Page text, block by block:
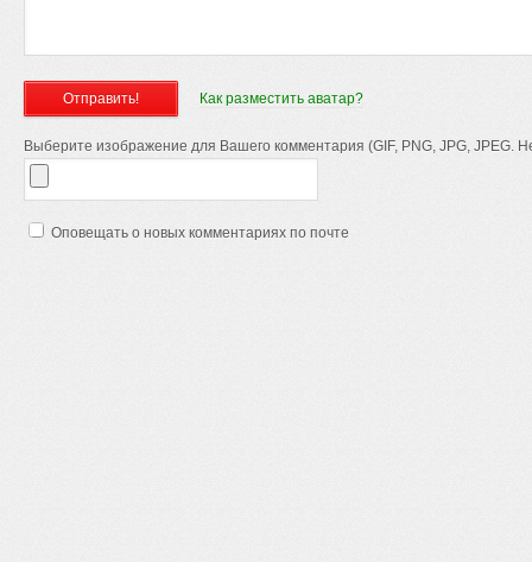
Как разместить аватар?
Выберите изображение для Вашего комментария (GIF, PNG, JPG, JPEG.
Оповещать о новых комментариях по почте